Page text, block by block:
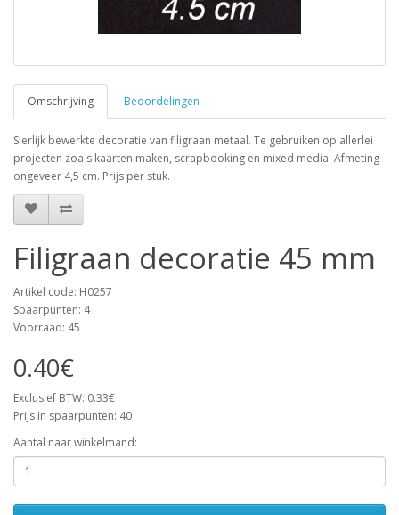
Omschrijving Beoordelingen
Sierlijk bewerkte decoratie van filigraan metaal. Te gebruiken op allerlei
projecten zoals kaarten maken, scrapbooking en mixed media. Afmeting
ongeveer 4,5 cm. Prijs per stuk.
Filigraan decoratie 45 mm
Artikel code: H0257
Spaarpunten: 4
Voorraad: 45
0.40€
Exclusief BTW: 0.33€
Prijs in spaarpunten: 40
Aantal naar winkelmand: